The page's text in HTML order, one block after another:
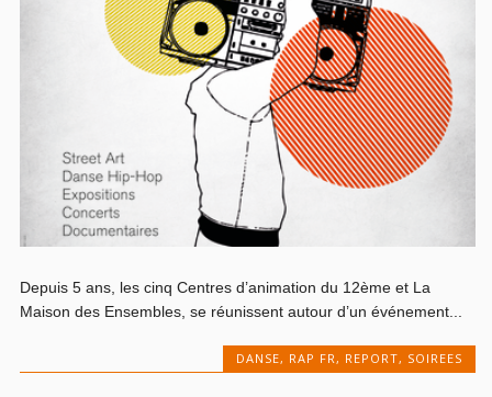
Depuis 5 ans, les cinq Centres d’animation du 12ème et La
Maison des Ensembles, se réunissent autour d’un événement...
DANSE, RAP FR , REPORT, SOIREES